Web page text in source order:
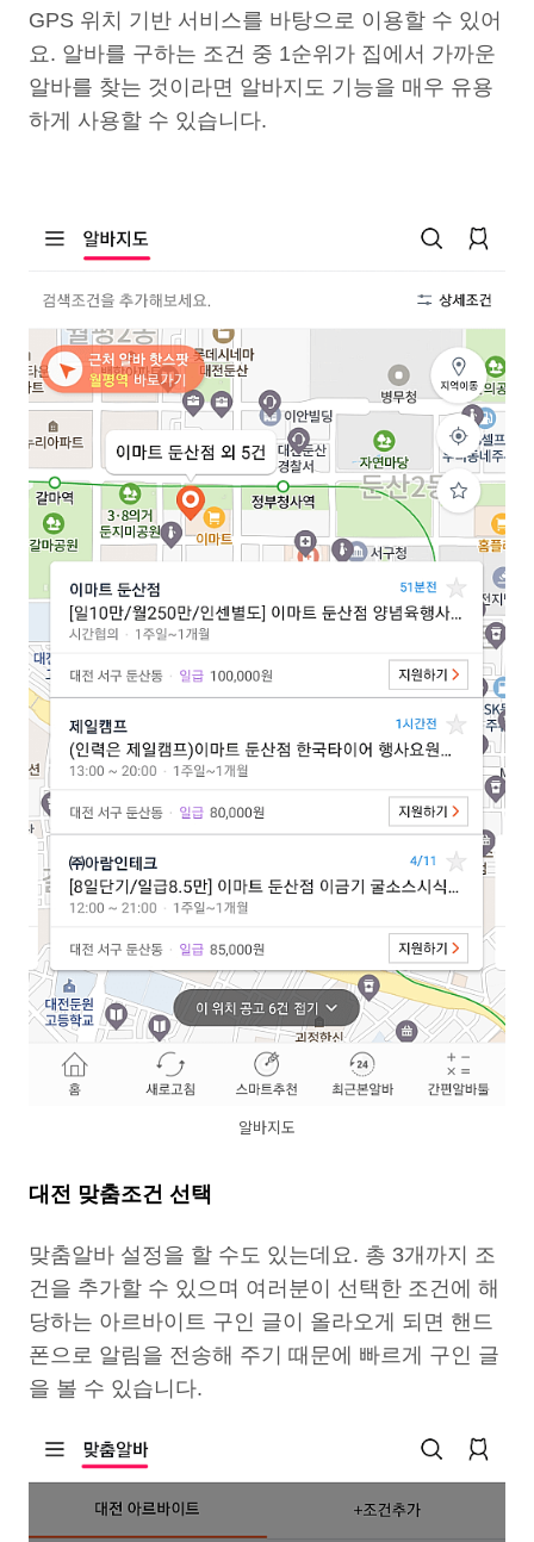
GPS 위치 기반 서비스를 바탕으로 이용할 수 있어
요. 알바를 구하는 조건 중 1순위가 집에서 가까운
알바를 찾는 것이라면 알바지도 기능을 매우 유용
하게 사용할 수 있습니다.
알바지도
대전 맞춤조건 선택
맞춤알바 설정을 할 수도 있는데요. 총 3개까지 조
건을 추가할 수 있으며 여러분이 선택한 조건에 해
당하는 아르바이트 구인 글이 올라오게 되면 핸드
폰으로 알림을 전송해 주기 때문에 빠르게 구인 글
을 볼 수 있습니다.